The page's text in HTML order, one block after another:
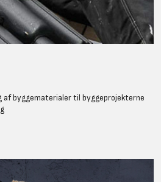
af byggematerialer til byggeprojekterne